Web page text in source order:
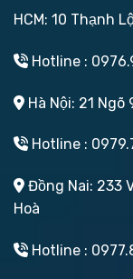
HCM: 10 Thạnh
Hotline :
Hà Nội: 21
Hotline :
Đồng Nai: 233
Hoà
Hotline :